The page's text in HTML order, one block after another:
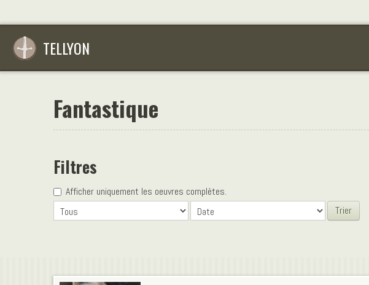
TELLYON
Fantastique
Filtres
Afficher uniquement les oeuvres complètes.
Trier